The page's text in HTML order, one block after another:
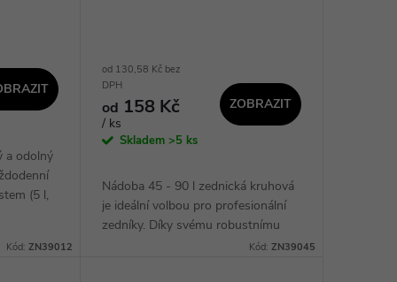
a odolný
(5 l,
Kód: ZN39012
od 130,58 Kč bez
DPH
od 158 Kč
/ ks
Skladem >5 ks
ZOBRAZIT
Nádoba 45 - 90 l zednická kruhová
je ideální volbou pro profesionální
zedníky. Díky svému robustnímu
provedení a různým velikostem (45
Kód: ZN39045